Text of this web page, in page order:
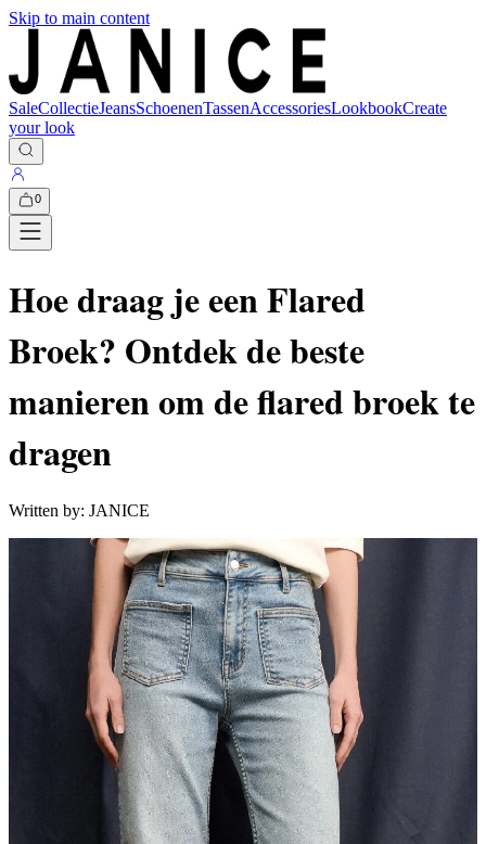
Skip to main content
SaleCollectieJeansSchoenenTassenAccessoriesLookbookCreate
your look
0
Hoe draag je een Flared
Broek? Ontdek de beste
manieren om de flared broek te
dragen
Written by: JANICE